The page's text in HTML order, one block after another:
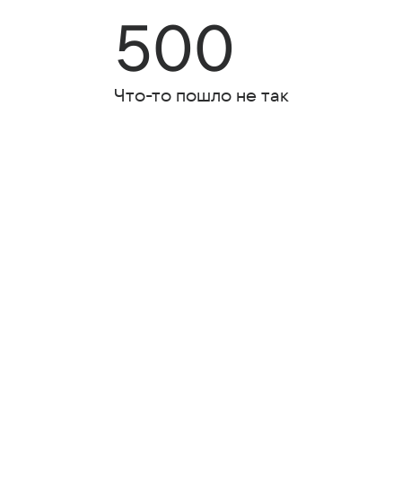
500
Что-то пошло не так